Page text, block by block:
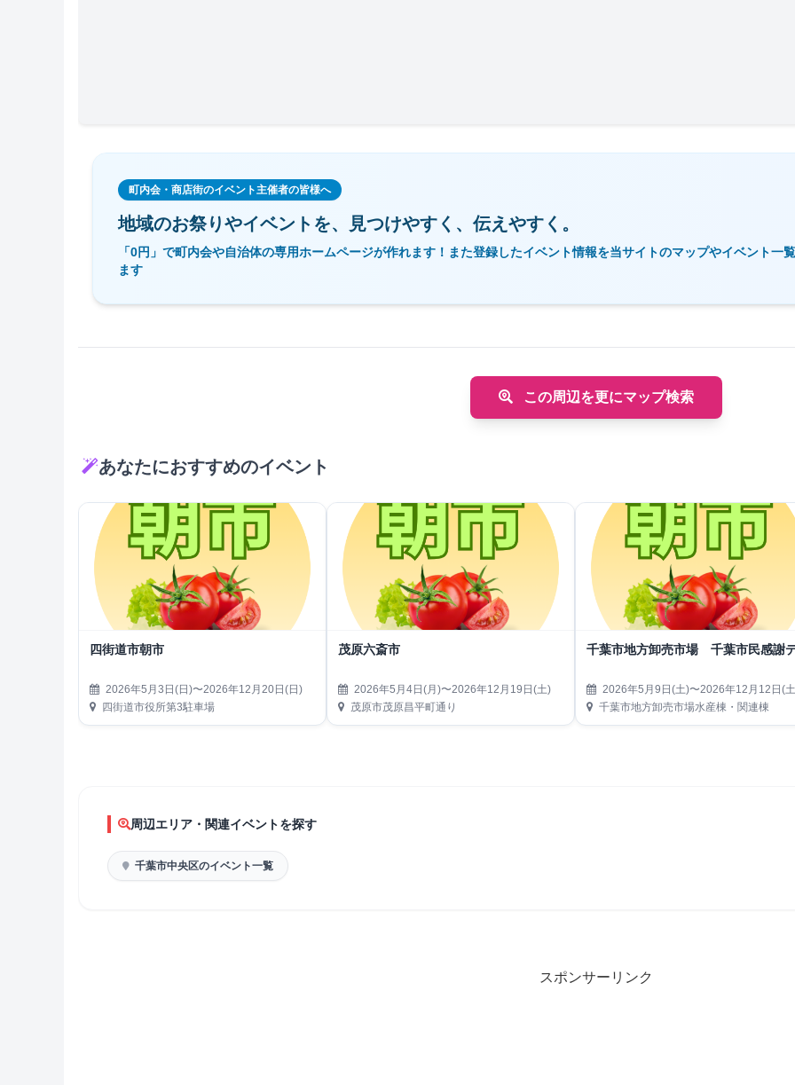
町内会・商店街のイベント主催者の皆様へ
地域のお祭りやイベントを、 見つけやすく、伝えやすく。
「0円」で町内会や自治体の専用ホームページが作れます！また登録したイベント情報を当サイトのマップやイベント一
ます
この周辺を更にマップ検索
あなたにおすすめのイベント
四街道市朝市
2026年5月3日(日)〜2026年12月20日(日)
四街道市役所第3駐車場
茂原六斎市
2026年5月4日(月)〜2026年12月19日(土)
茂原市茂原昌平町通り
千葉市地方卸売市場 千葉市民感謝
2026年5月9日(土)〜2026年12月12日(
千葉市地方卸売市場水産棟・関連棟
周辺エリア・関連イベントを探す
千葉市中央区のイベント一覧
スポンサーリンク